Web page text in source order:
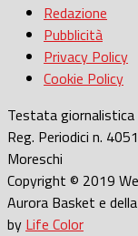
Redazione
Pubblicità
Privacy Policy
Cookie Policy
Testata
Reg. Periodici n.
Moreschi
Copyright © 2019
Aurora Basket e
by Life Color